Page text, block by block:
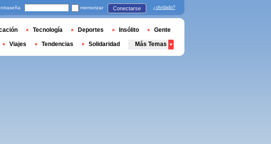
memorizar Conectarse ¿olvidado?
Tecnología Deportes Insólito Gente
Viajes Tendencias Solidaridad Más Temas